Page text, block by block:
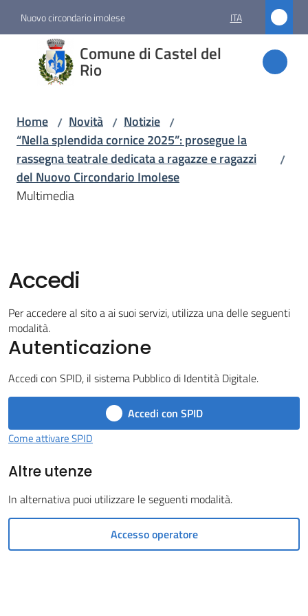
Nuovo circondario imolese ITA
Comune di Castel del
Rio
Comune
di
Castel
Amministrazione
Vivere
Castel
del
on-
gli
Home / Novità / Notizie /
“Nella splendida cornice 2025”: prosegue la
rassegna teatrale dedicata a ragazze e ragazzi
del Nuovo Circondario Imolese
/
Multimedia
Accedi
Per accedere al sito a ai suoi servizi, utilizza una delle seguenti
modalità.
Autenticazione
Accedi con SPID, il sistema Pubblico di Identità Digitale.
Accedi con SPID
Come attivare SPID
Altre utenze
In alternativa puoi utilizzare le seguenti modalità.
Accesso operatore